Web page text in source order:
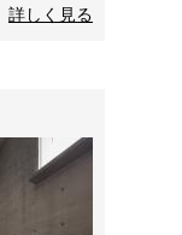
詳しく見る